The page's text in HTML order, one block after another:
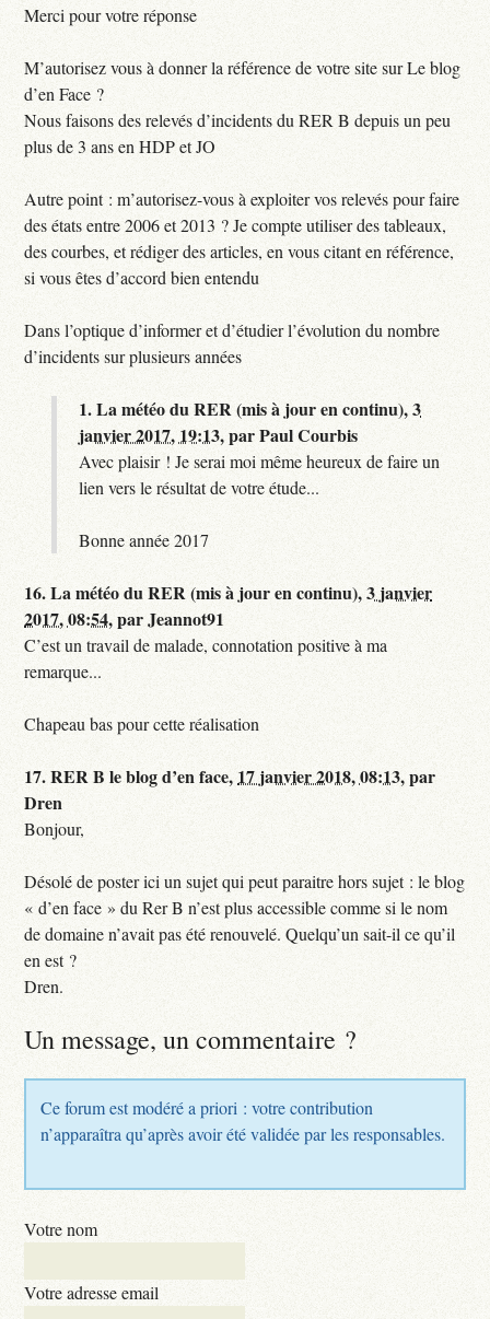
Merci pour votre réponse
M’autorisez vous à donner la référence de votre site sur Le blog
d’en Face ?
Nous faisons des relevés d’incidents du RER B depuis un peu
plus de 3 ans en HDP et JO
Autre point : m’autorisez-vous à exploiter vos relevés pour faire
des états entre 2006 et 2013 ? Je compte utiliser des tableaux,
des courbes, et rédiger des articles, en vous citant en référence,
si vous êtes d’accord bien entendu
Dans l’optique d’informer et d’étudier l’évolution du nombre
d’incidents sur plusieurs années
1.La météo du RER (mis à jour en continu),3
janvier 2017, 19:13,parPaul Courbis
Avec plaisir ! Je serai moi même heureux de faire un
lien vers le résultat de votre étude...
Bonne année 2017
16.La météo du RER (mis à jour en continu),3 janvier
2017, 08:54,parJeannot91
C’est un travail de malade, connotation positive à ma
remarque...
Chapeau bas pour cette réalisation
17.RER B le blog d’en face, 17 janvier 2018, 08:13,par
Dren
Bonjour,
Désolé de poster ici un sujet qui peut paraitre hors sujet : le blog
« d’en face » du Rer B n’est plus accessible comme si le nom
de domaine n’avait pas été renouvelé. Quelqu’un sait-il ce qu’il
en est ?
Dren.
Un message, un commentaire ?
Ce forum est modéré a priori : votre contribution
n’apparaîtra qu’après avoir été validée par les responsables.
Votre nom
Votre adresse email